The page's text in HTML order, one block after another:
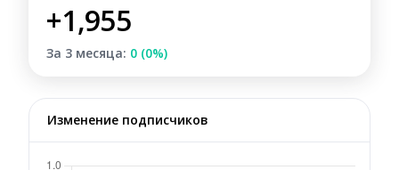
+1,955
За 3 месяца: 0 (0%)
Изменение подписчиков